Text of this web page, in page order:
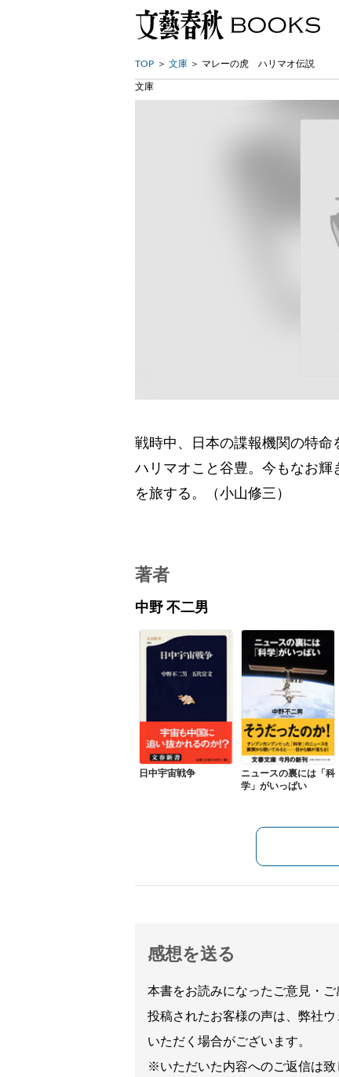
TOP 文庫 マレーの虎 ハリマオ伝説
文庫
戦時中、日本の諜報機関の特
ハリマオこと谷豊。今もなお
を旅する。（小山修三）
著者
中野 不二男
日中宇宙戦争
ニュースの裏には「科
学」がいっぱい
感想を送る
本書をお読みになったご意見・ご
投稿されたお客様の声は、弊社
いただく場合がございます。
※いただいた内容へのご返信は致